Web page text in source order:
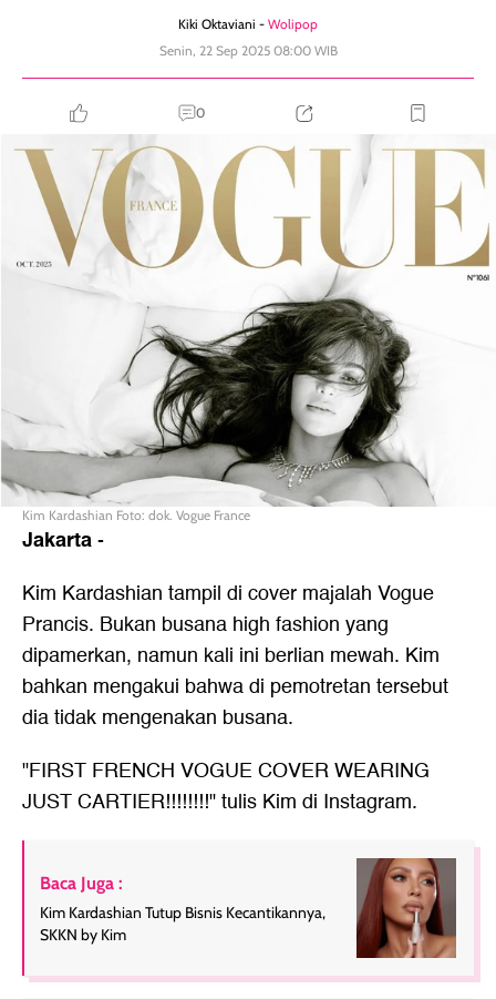
Kiki Oktaviani - Wolipop
Senin, 22 Sep 2025 08:00 WIB
0
Kim Kardashian Foto: dok. Vogue France
Jakarta-
Kim Kardashian tampil di cover majalah Vogue
Prancis. Bukan busana high fashion yang
dipamerkan, namun kali ini berlian mewah. Kim
bahkan mengakui bahwa di pemotretan tersebut
dia tidak mengenakan busana.
"FIRST FRENCH VOGUE COVER WEARING
JUST CARTIER!!!!!!!!" tulis Kim di Instagram.
Baca Juga :
Kim Kardashian Tutup Bisnis Kecantikannya,
SKKN by Kim